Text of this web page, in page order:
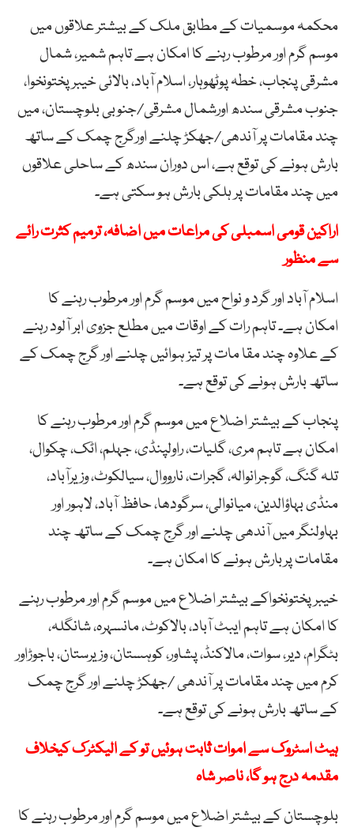
محکمہ موسمیات کے مطابق ملک کے بیشتر علاقوں میں
موسم گرم اور مرطوب رہنے کا امکان ہے تاہم شمیر، شمال
مشرقی پنجاب، خطہ پوٹھوہار، اسلام آباد، بالائی خیبرپختونخوا،
جنوب مشرقی سندھ اورشمال مشرقی/جنوبی بلوچستان، میں
چند مقامات پر آندھی/جھکڑ چلنے اورگرج چمک کے ساتھ
بارش ہونے کی توقع ہے، اس دوران سندھ کے ساحلی علاقوں
میں چند مقامات پر ہلکی بارش ہو سکتی ہے۔
اراکین قومی اسمبلی کی مراعات میں اضافہ، ترمیم کثرت رائے
سے منظور
اسلام آباد اور گرد و نواح میں موسم گرم اور مرطوب رہنے کا
امکان ہے۔ تاہم رات کے اوقات میں مطلع جزوی ابر آلود رہنے
کے علاوہ چند مقا مات پر تیز ہوائیں چلنے اور گرج چمک کے
ساتھ بارش ہونے کی توقع ہے۔
پنجاب کے بیشتر اضلاع میں موسم گرم اور مرطوب رہنے کا
امکان ہے تاہم مری، گلیات، راولپنڈی، جہلم، اٹک، چکوال،
تلہ گنگ، گوجرانوالہ، گجرات، نارووال، سیالکوٹ، وزیرآباد،
منڈی بہاؤالدین، میانوالی، سرگودھا، حافظ آباد، لاہور اور
بہاولنگر میں آندھی چلنے اور گرج چمک کے ساتھ چند
مقامات پربارش ہونے کا امکان ہے۔
خیبرپختونخواکے بیشتر اضلاع میں موسم گرم اور مرطوب رہنے
کا امکان ہے تاہم ایبٹ آباد، بالاکوٹ، مانسہرہ، شانگلہ،
بٹگرام، دیر، سوات، مالاکنڈ، پشاور، کوہستان، وزیرستان، باجوڑاور
کرم میں چند مقامات پر آندھی /جھکڑ چلنے اور گرج چمک
کے ساتھ بارش ہونے کی توقع ہے۔
ہیٹ اسٹروک سے اموات ثابت ہوئیں تو کے الیکٹرک کیخلاف
مقدمہ درج ہو گا، ناصر شاہ
بلوچستان کے بیشتر اضلاع میں موسم گرم اور مرطوب رہنے کا